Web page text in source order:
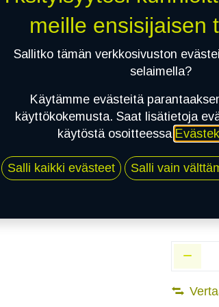
Mikäli
1 X 195/
EI
meille ensisijaisen
Sallitko tämän verkkosivuston
selaimella?
Käytämme evästeitä
käyttökokemusta. Saat lisätietoja
käytöstä osoitteessa
Salli kaikki evästeet Salli vain